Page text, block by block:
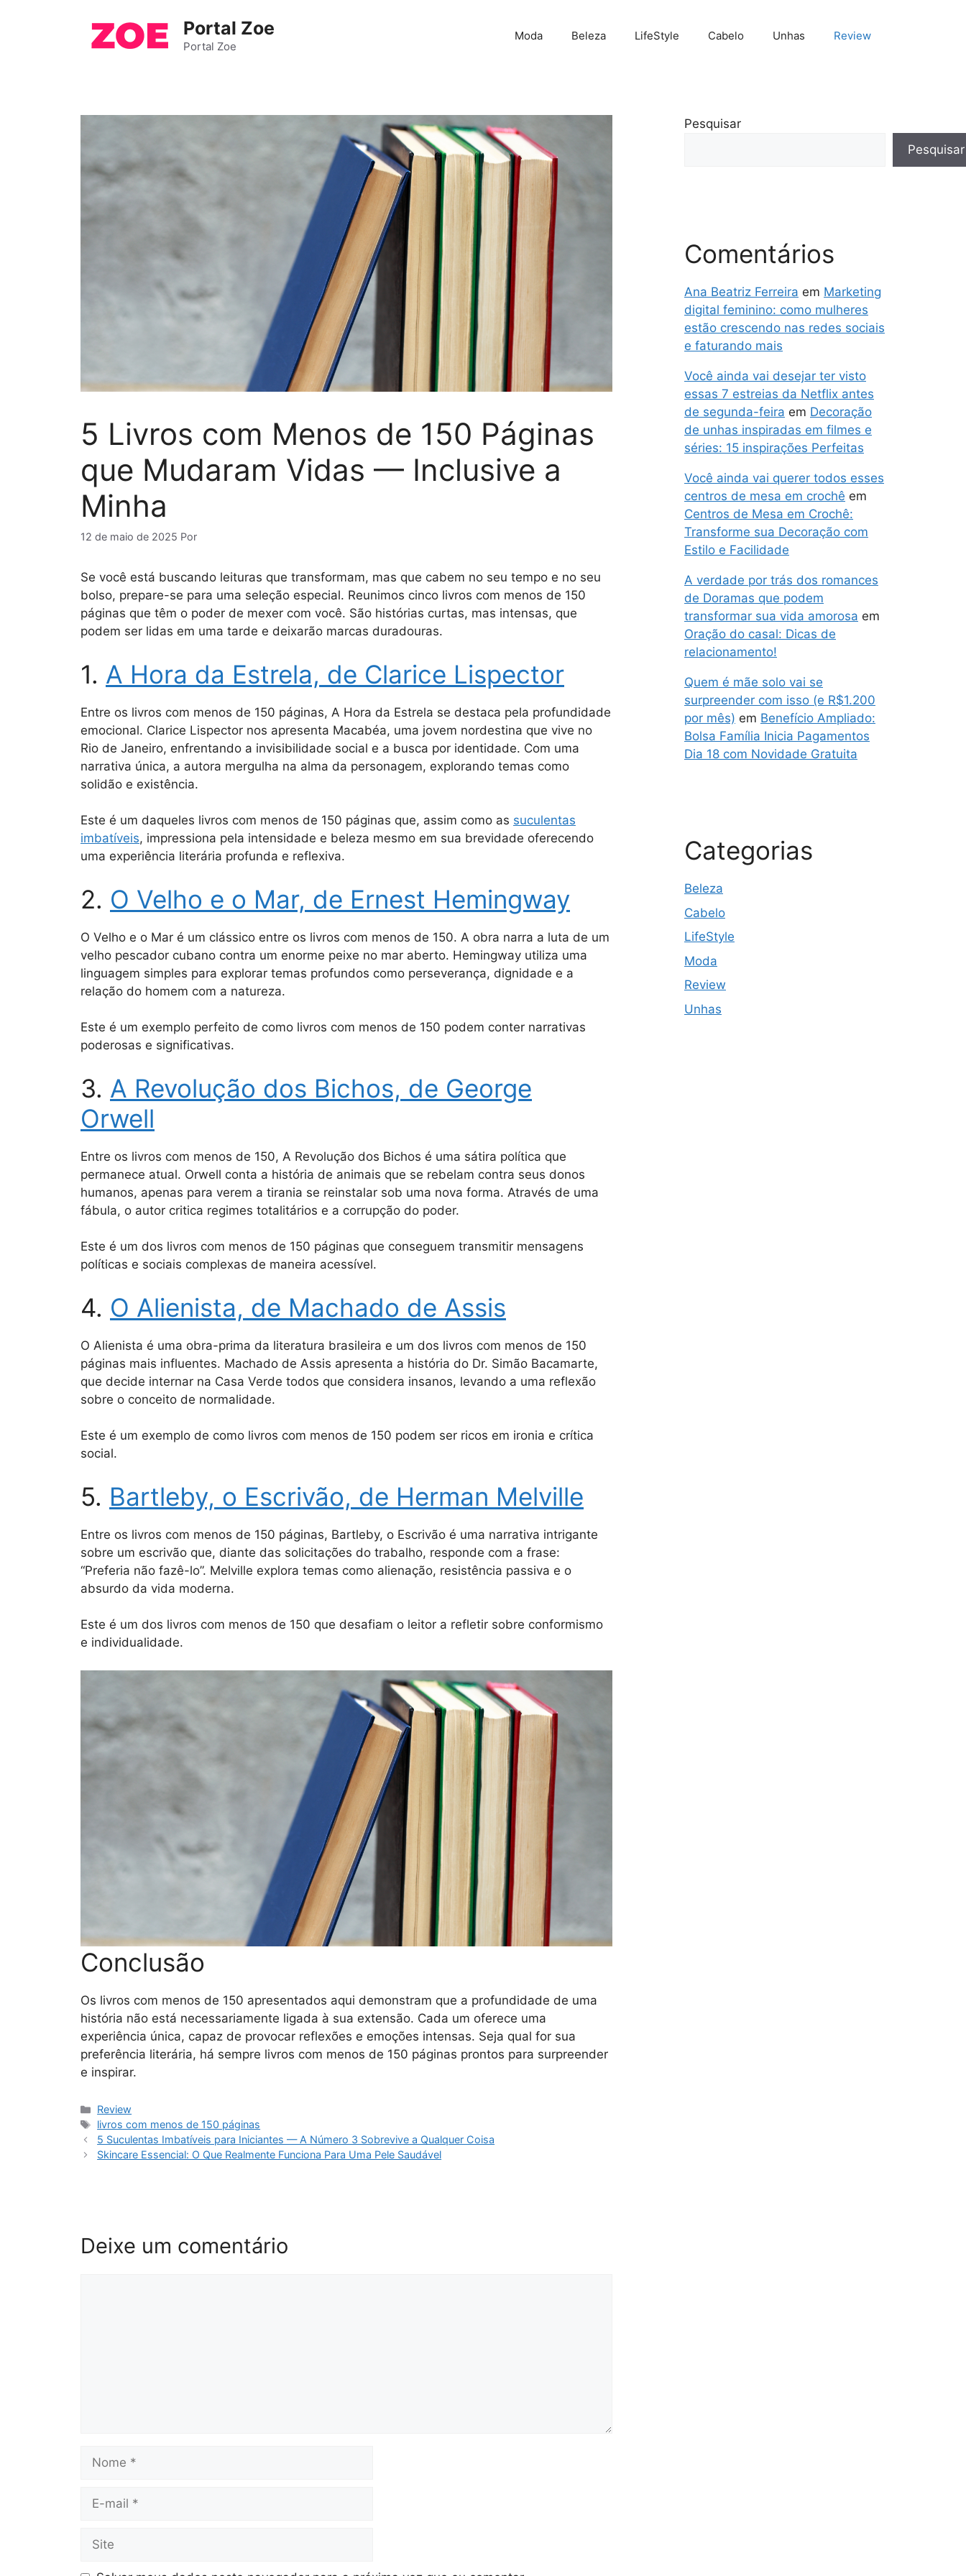
Portal Zoe
Portal Zoe
Moda Beleza LifeStyle Cabelo Unhas Review
5 Livros com Menos de 150 Páginas
que Mudaram Vidas — Inclusive a
Minha
12 de maio de 2025 Por
Se você está buscando leituras que transformam, mas que cabem no seu tempo e no seu
bolso, prepare-se para uma seleção especial. Reunimos cinco livros com menos de 150
páginas que têm o poder de mexer com você. São histórias curtas, mas intensas, que
podem ser lidas em uma tarde e deixarão marcas duradouras.
1. A Hora da Estrela, de Clarice Lispector
Entre os livros com menos de 150 páginas, A Hora da Estrela se destaca pela profundidade
emocional. Clarice Lispector nos apresenta Macabéa, uma jovem nordestina que vive no
Rio de Janeiro, enfrentando a invisibilidade social e a busca por identidade. Com uma
narrativa única, a autora mergulha na alma da personagem, explorando temas como
solidão e existência.
Este é um daqueles livros com menos de 150 páginas que, assim como as suculentas
imbatíveis, impressiona pela intensidade e beleza mesmo em sua brevidade oferecendo
uma experiência literária profunda e reflexiva.
2. O Velho e o Mar, de Ernest Hemingway
O Velho e o Mar é um clássico entre os livros com menos de 150. A obra narra a luta de um
velho pescador cubano contra um enorme peixe no mar aberto. Hemingway utiliza uma
linguagem simples para explorar temas profundos como perseverança, dignidade e a
relação do homem com a natureza.
Este é um exemplo perfeito de como livros com menos de 150 podem conter narrativas
poderosas e significativas.
3. A Revolução dos Bichos, de George
Orwell
Entre os livros com menos de 150, A Revolução dos Bichos é uma sátira política que
permanece atual. Orwell conta a história de animais que se rebelam contra seus donos
humanos, apenas para verem a tirania se reinstalar sob uma nova forma. Através de uma
fábula, o autor critica regimes totalitários e a corrupção do poder.
Este é um dos livros com menos de 150 páginas que conseguem transmitir mensagens
políticas e sociais complexas de maneira acessível.
4. O Alienista, de Machado de Assis
O Alienista é uma obra-prima da literatura brasileira e um dos livros com menos de 150
páginas mais influentes. Machado de Assis apresenta a história do Dr. Simão Bacamarte,
que decide internar na Casa Verde todos que considera insanos, levando a uma reflexão
sobre o conceito de normalidade.
Este é um exemplo de como livros com menos de 150 podem ser ricos em ironia e crítica
social.
5. Bartleby, o Escrivão, de Herman Melville
Entre os livros com menos de 150 páginas, Bartleby, o Escrivão é uma narrativa intrigante
sobre um escrivão que, diante das solicitações do trabalho, responde com a frase:
“Preferia não fazê-lo”. Melville explora temas como alienação, resistência passiva e o
absurdo da vida moderna.
Este é um dos livros com menos de 150 que desafiam o leitor a refletir sobre conformismo
e individualidade.
Conclusão
Os livros com menos de 150 apresentados aqui demonstram que a profundidade de uma
história não está necessariamente ligada à sua extensão. Cada um oferece uma
experiência única, capaz de provocar reflexões e emoções intensas. Seja qual for sua
preferência literária, há sempre livros com menos de 150 páginas prontos para surpreender
e inspirar.
Categorias
Review
Tags
livros com menos de 150 páginas
5 Suculentas Imbatíveis para Iniciantes — A Número 3 Sobrevive a Qualquer Coisa
Skincare Essencial: O Que Realmente Funciona Para Uma Pele Saudável
Deixe um comentário
Nome
Site
Pesquisar
Pesquisar
Comentários
Ana Beatriz Ferreira em Marketing
digital feminino: como mulheres
estão crescendo nas redes sociais
e faturando mais
Você ainda vai desejar ter visto
essas 7 estreias da Netflix antes
de segunda-feira em Decoração
de unhas inspiradas em filmes e
séries: 15 inspirações Perfeitas
Você ainda vai querer todos esses
centros de mesa em crochê em
Centros de Mesa em Crochê:
Transforme sua Decoração com
Estilo e Facilidade
A verdade por trás dos romances
de Doramas que podem
transformar sua vida amorosa em
Oração do casal: Dicas de
relacionamento!
Quem é mãe solo vai se
surpreender com isso (e R$1.200
por mês) em Benefício Ampliado:
Bolsa Família Inicia Pagamentos
Dia 18 com Novidade Gratuita
Categorias
Beleza
Cabelo
LifeStyle
Moda
Review
Unhas